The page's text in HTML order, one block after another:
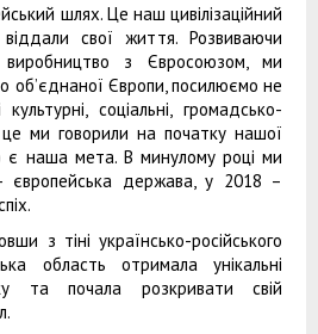
шлях. Це наш цивілізаційний
свої життя. Розвиваючи
виробництво з Євросоюзом, ми
об’єднаної Європи, посилюємо не
соціальні, громадсько-
це ми говорили на початку нашої
є наша мета. В минулому році ми
європейська держава, у 2018 –
з тіні українсько-російського
область отримала унікальні
та почала розкривати свій